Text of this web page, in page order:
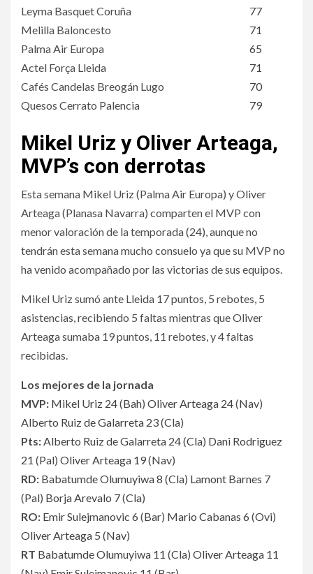
Leyma Basquet Coruña
Melilla Baloncesto
77
71
Palma Air Europa
Actel Força Lleida
65
71
Cafés Candelas Breogán Lugo
Quesos Cerrato Palencia
70
79
Mikel Uriz y Oliver Arteaga,
MVP’s con derrotas
Esta semana Mikel Uriz (Palma Air Europa) y Oliver
Arteaga (Planasa Navarra) comparten el MVP con
menor valoración de la temporada (24), aunque no
tendrán esta semana mucho consuelo ya que su MVP no
ha venido acompañado por las victorias de sus equipos.
Mikel Uriz sumó ante Lleida 17 puntos, 5 rebotes, 5
asistencias, recibiendo 5 faltas mientras que Oliver
Arteaga sumaba 19 puntos, 11 rebotes, y 4 faltas
recibidas.
Los mejores de la jornada
MVP: Mikel Uriz 24(Bah) Oliver Arteaga 24(Nav)
Alberto Ruiz de Galarreta 23(Cla)
Pts: Alberto Ruiz de Galarreta 24(Cla) Dani Rodriguez
21 (Pal) Oliver Arteaga 19(Nav)
RD: Babatumde Olumuyiwa 8 (Cla) Lamont Barnes 7
(Pal) Borja Arevalo 7(Cla)
RO: Emir Sulejmanovic 6 (Bar) Mario Cabanas 6 (Ovi)
Oliver Arteaga 5 (Nav)
RT Babatumde Olumuyiwa 11 (Cla) Oliver Arteaga 11